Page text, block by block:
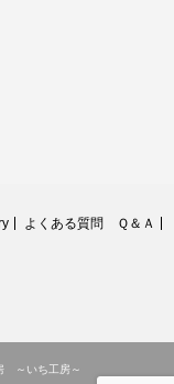
よくある質問 Ｑ＆Ａ
～いち工房～